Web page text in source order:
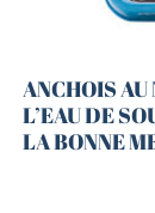
ANCHOIS AU
L’EAU DE
LA BONNE